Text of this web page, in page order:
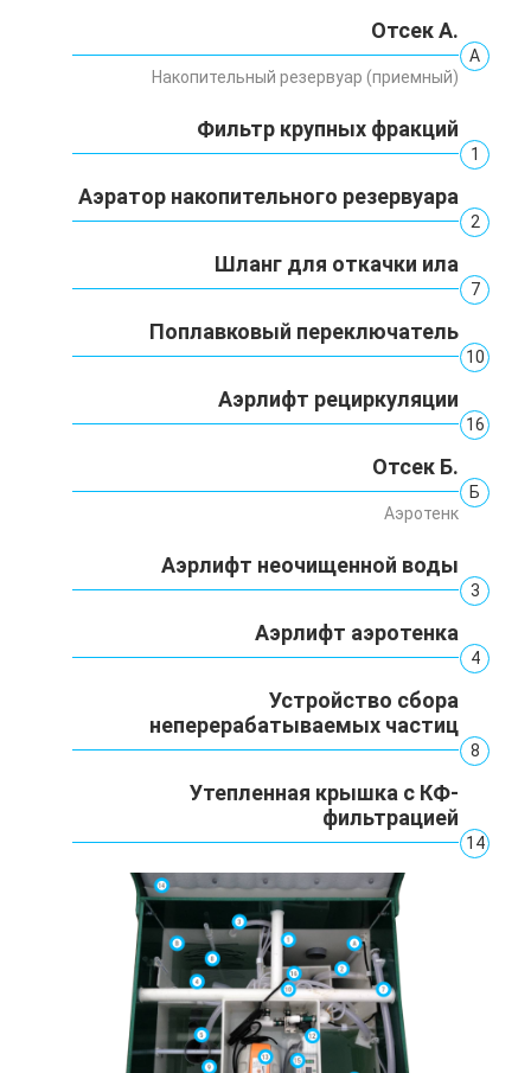
Отсек А.
А
Накопительный резервуар (приемный)
Фильтр крупных фракций
1
Аэратор накопительного резервуара
2
Шланг для откачки ила
7
Поплавковый переключатель
10
Аэрлифт рециркуляции
16
Отсек Б.
Б
Аэротенк
Аэрлифт неочищенной воды
3
Аэрлифт аэротенка
4
Устройство сбора
неперерабатываемых частиц
8
Утепленная крышка с КФ-
фильтрацией
14